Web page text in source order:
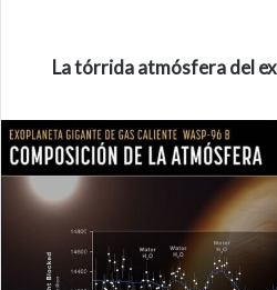
La tórrida atmósfera del